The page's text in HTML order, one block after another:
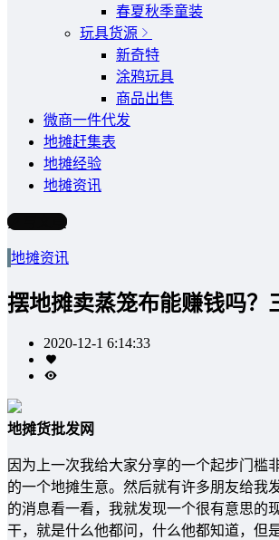
春夏秋季童装
玩具货源
新奇特
涂鸦玩具
商品出售
微商一件代发
地摊赶集表
地摊经验
地摊资讯
写文章
地摊资讯
摆地摊卖蒸笼布能赚钱吗？
2020-12-1 6:14:33
地摊货批发网
因为上一次我给大家分享的一个起步门槛
的一个地摊生意。然后就有许多朋友给我
的消息看一看，我就发现一个很有意思的
干，就是什么他都问，什么他都知道，但